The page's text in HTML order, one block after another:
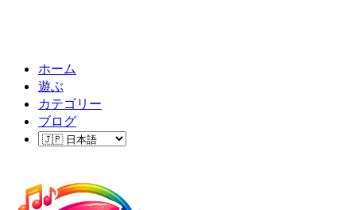
ホーム
遊ぶ
カテゴリー
ブログ